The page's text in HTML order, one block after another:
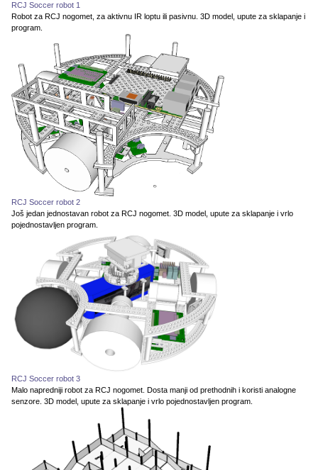
RCJ Soccer robot 1
Robot za RCJ nogomet, za aktivnu IR loptu ili pasivnu. 3D model, upute za sklapanje i
program.
RCJ Soccer robot 2
Još jedan jednostavan robot za RCJ nogomet. 3D model, upute za sklapanje i vrlo
pojednostavljen program.
RCJ Soccer robot 3
Malo napredniji robot za RCJ nogomet. Dosta manji od prethodnih i koristi analogne
senzore. 3D model, upute za sklapanje i vrlo pojednostavljen program.